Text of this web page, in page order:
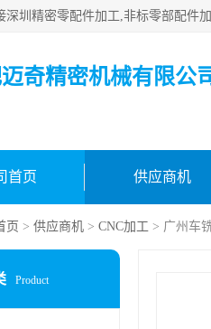
奇精密机械有限公
首页 供应商机
页 > 供应商机 > CNC加工 > 广州车
Product